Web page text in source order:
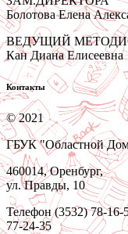
Болотова Елена
ВЕДУЩИЙ
Кан Диана Елисеевна
Контакты
© 2021
ГБУК "Областной Дом
460014, Оренбург,
ул. Правды, 10
Телефон (3532) 78-16-
77-24-35